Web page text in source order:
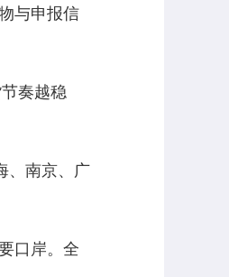
与申报信
奏越稳
、南京、广
口岸。全